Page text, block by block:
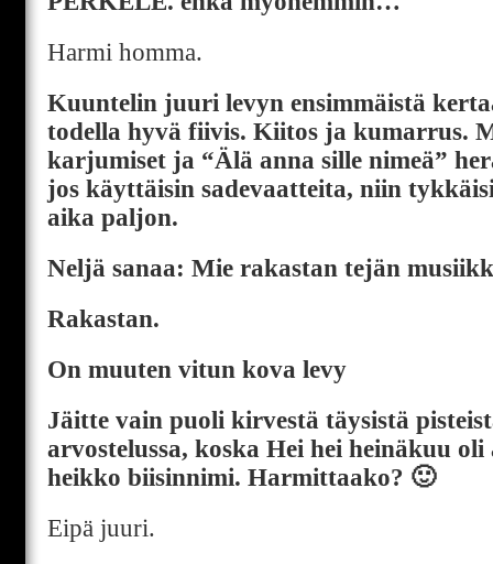
Harmi homma.
Kuuntelin juuri levyn ensimmäistä
todella hyvä fiivis. Kiitos ja kumarrus.
karjumiset ja “Älä anna sille nimeä”
jos käyttäisin sadevaatteita, niin
aika paljon.
Neljä sanaa: Mie rakastan tejän
Rakastan.
On muuten vitun kova levy
Jäitte vain puoli kirvestä täysistä
arvostelussa, koska Hei hei heinäkuu
heikko biisinnimi. Harmittaako? 🙂
Eipä juuri.